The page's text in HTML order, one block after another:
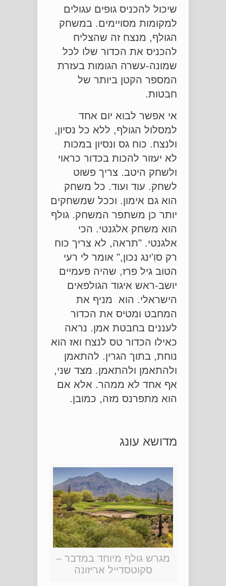
שיכול להכניס גופים עגולים
למקומות מסויימים. במשחק
הגולף, מנצח זה שהצליח
להכניס את הכדור שלו לכל
שמונה-עשרה הגומות בעזרת
המספר הקטן ביותר של
חבטות.
אי אפשר לבוא יום אחד
למסלול הגולף, ללא כל נסיון,
ולנצח. כוח גס ונסיון במכות
לא יעזור להכות בכדור כראוי
ולשחק היטב. צריך פשוט
לשחק. עוד ועוד. כל משחק
הוא גם אימון. וככל שמשחקים
יותר כן משתפר המשחק. גולף
הוא משחק אלגנטי. הכי
אלגנטי. "תראה, לא צריך כוח
רק סוִ'ינג נכון," אומר לי רעי
הטוב גיל פרז, שהיה פעמיים
יושב-ראש איגוד הגולפאים
הישראלי. הוא מניף את
המחבט ומטיס את הכדור
לעננים בחבטת אמן. נראה
כאילו הכדור טס לנצח ואז הוא
נוחת, בתוך הגרין. להתאמן
ולהתאמן ולהתאמן. מצד שני,
אף אחד לא ממהר. אלא אם
הוא מתפרנס מזה, כמובן.
מדושא עונג
מגרש גולף מיוחד במדבר –
סקוטסדייל אריזונה